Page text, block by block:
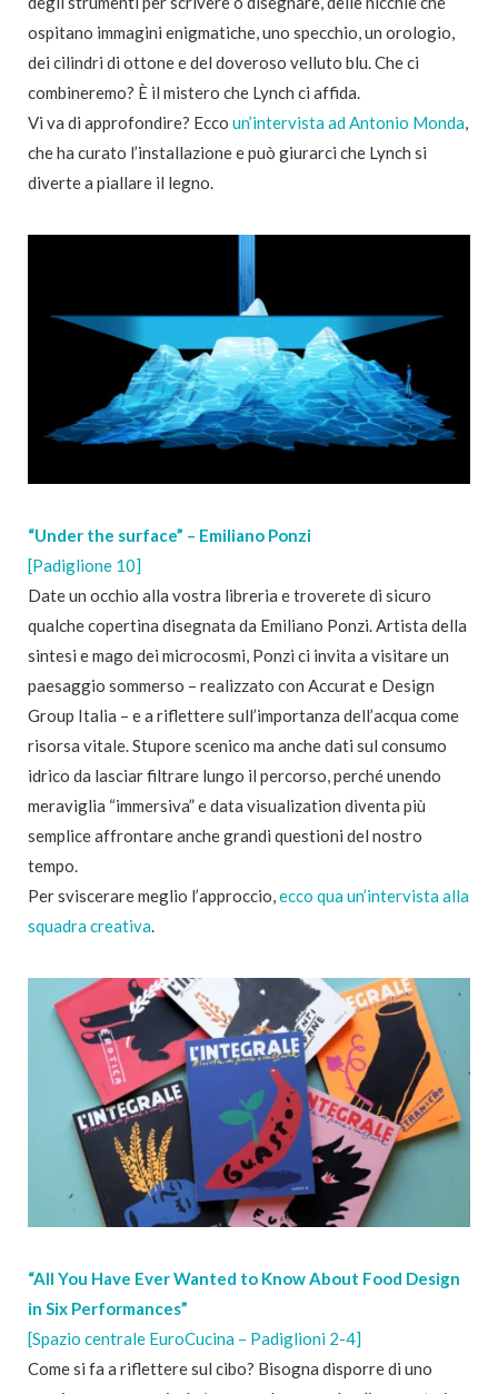
ospitano immagini enigmatiche, uno specchio, un orologio,
dei cilindri di ottone e del doveroso velluto blu. Che ci
combineremo? È il mistero che Lynch ci affida.
Vi va di approfondire? Ecco un’intervista ad Antonio Monda,
che ha curato l’installazione e può giurarci che Lynch si
diverte a piallare il legno.
“Under the surface” – Emiliano Ponzi
[Padiglione 10]
Date un occhio alla vostra libreria e troverete di sicuro
qualche copertina disegnata da Emiliano Ponzi. Artista della
sintesi e mago dei microcosmi, Ponzi ci invita a visitare un
paesaggio sommerso – realizzato con Accurat e Design
Group Italia – e a riflettere sull’importanza dell’acqua come
risorsa vitale. Stupore scenico ma anche dati sul consumo
idrico da lasciar filtrare lungo il percorso, perché unendo
meraviglia “immersiva” e data visualization diventa più
semplice affrontare anche grandi questioni del nostro
tempo.
Per sviscerare meglio l’approccio,ecco qua un’intervista alla
squadra creativa.
“All You Have Ever Wanted to Know About Food Design
in Six Performances”
[Spazio centrale EuroCucina – Padiglioni 2-4]
Come si fa a riflettere sul cibo? Bisogna disporre di uno